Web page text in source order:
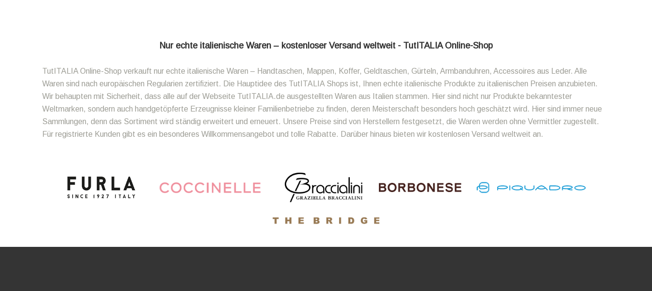
Nur echte italienische Waren – kostenloser Versand weltweit - TutITALIA Online-Shop
TutITALIA Online-Shop verkauft nur echte italienische Waren – Handtaschen, Mappen, Koffer, Geldtaschen, Gürteln, Armbanduhren, Accessoires aus Leder. Alle
Waren sind nach europäischen Regularien zertifiziert. Die Hauptidee des TutITALIA Shops ist, Ihnen echte italienische Produkte zu italienischen Preisen anzubieten.
Wir behaupten mit Sicherheit, dass alle auf der Webseite TutITALIA.de ausgestellten Waren aus Italien stammen. Hier sind nicht nur Produkte bekanntester
Weltmarken, sondern auch handgetöpferte Erzeugnisse kleiner Familienbetriebe zu finden, deren Meisterschaft besonders hoch geschätzt wird. Hier sind immer neue
Sammlungen, denn das Sortiment wird ständig erweitert und erneuert. Unsere Preise sind von Herstellern festgesetzt, die Waren werden ohne Vermittler zugestellt.
Für registrierte Kunden gibt es ein besonderes Willkommensangebot und tolle Rabatte. Darüber hinaus bieten wir kostenlosen Versand weltweit an.